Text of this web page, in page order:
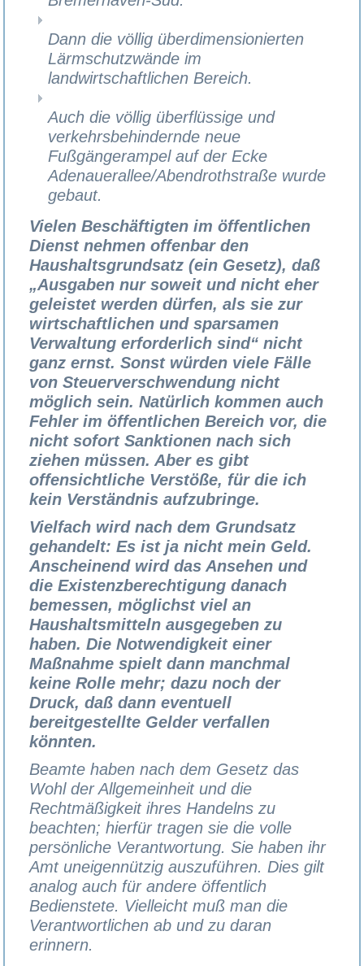
Dann die völlig überdimensionierten
Lärmschutzwände im
landwirtschaftlichen Bereich.
Auch die völlig überflüssige und
verkehrsbehindernde neue
Fußgängerampel auf der Ecke
Adenauerallee/Abendrothstraße wurde
gebaut.
Vielen Beschäftigten im öffentlichen
Dienst nehmen offenbar den
Haushaltsgrundsatz (ein Gesetz), daß
„Ausgaben nur soweit und nicht eher
geleistet werden dürfen, als sie zur
wirtschaftlichen und sparsamen
Verwaltung erforderlich sind“ nicht
ganz ernst. Sonst würden viele Fälle
von Steuerverschwendung nicht
möglich sein. Natürlich kommen auch
Fehler im öffentlichen Bereich vor, die
nicht sofort Sanktionen nach sich
ziehen müssen. Aber es gibt
offensichtliche Verstöße, für die ich
kein Verständnis aufzubringe.
Vielfach wird nach dem Grundsatz
gehandelt: Es ist ja nicht mein Geld.
Anscheinend wird das Ansehen und
die Existenzberechtigung danach
bemessen, möglichst viel an
Haushaltsmitteln ausgegeben zu
haben. Die Notwendigkeit einer
Maßnahme spielt dann manchmal
keine Rolle mehr; dazu noch der
Druck, daß dann eventuell
bereitgestellte Gelder verfallen
könnten.
Beamte haben nach dem Gesetz das
Wohl der Allgemeinheit und die
Rechtmäßigkeit ihres Handelns zu
beachten; hierfür tragen sie die volle
persönliche Verantwortung. Sie haben ihr
Amt uneigennützig auszuführen. Dies gilt
analog auch für andere öffentlich
Bedienstete. Vielleicht muß man die
Verantwortlichen ab und zu daran
erinnern.